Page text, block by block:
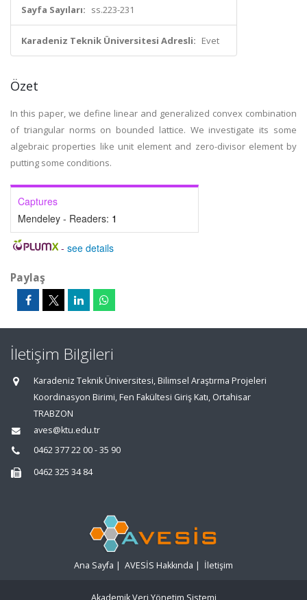
Sayfa Sayıları: ss.223-231
Karadeniz Teknik Üniversitesi Adresli: Evet
Özet
In this paper, we define linear and generalized convex combination
of triangular norms on bounded lattice. We investigate its some
algebraic properties like unit element and zero-divisor element by
putting some conditions.
Captures
Mendeley - Readers: 1
- see details
Paylaş
İletişim Bilgileri
Karadeniz Teknik Üniversitesi, Bilimsel Araştırma Projeleri
Koordinasyon Birimi, Fen Fakültesi Giriş Katı, Ortahisar
TRABZON
aves@ktu.edu.tr
0462 377 22 00 - 35 90
0462 325 34 84
Ana Sayfa | AVESİS Hakkında | İletişim
Akademik Veri Yönetim Sistemi